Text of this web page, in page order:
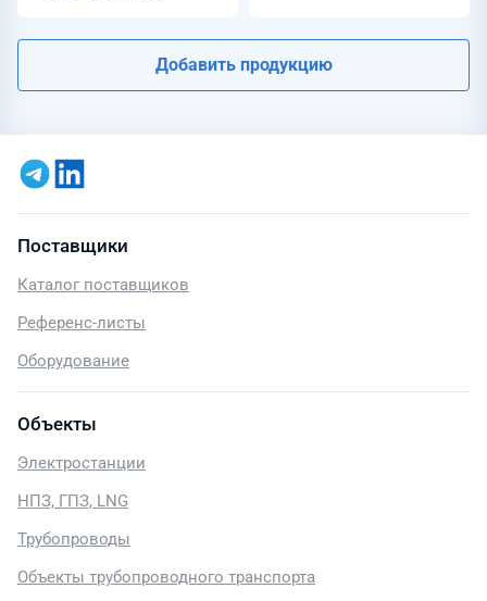
Добавить продукцию
Поставщики
Каталог поставщиков
Референс-листы
Оборудование
Объекты
Электростанции
НПЗ, ГПЗ, LNG
Трубопроводы
Объекты трубопроводного транспорта